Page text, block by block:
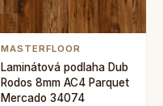
MASTERFLOOR
Laminátová podlaha Dub
Rodos 8mm AC4 Parquet
Mercado 34074